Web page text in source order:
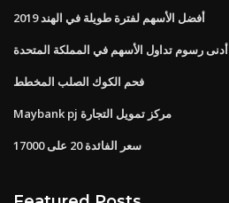
أفضل الأسهم لفترة طويلة في الهند 2019
أدنى رسوم تداول الأسهم في المملكة المتحدة
فحم الكوك الصلب المخطط
Maybank pj مركز تمويل التجارة
سعر الفائدة 20 على 17000